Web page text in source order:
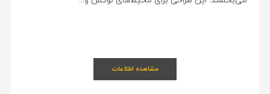
مشاهده اطلاعات